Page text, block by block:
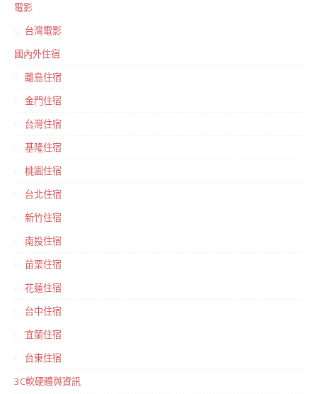
電影
台灣電影
國內外住宿
離島住宿
金門住宿
台灣住宿
基隆住宿
桃園住宿
台北住宿
新竹住宿
南投住宿
苗栗住宿
花蓮住宿
台中住宿
宜蘭住宿
台東住宿
3C軟硬體與資訊